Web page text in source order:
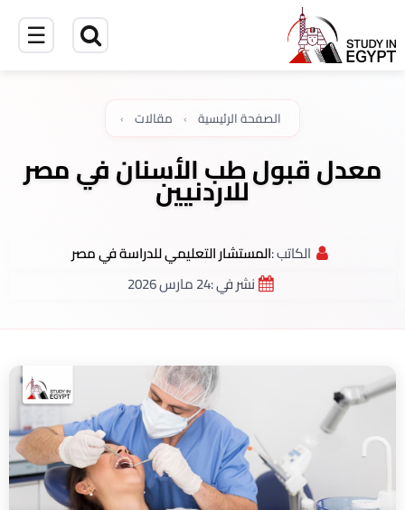
☰
الصفحة الرئيسية مقالات
معدل قبول طب الأسنان في مصر
للاردنيين
الكاتب :المستشار التعليمي للدراسة في مصر
نشر في :24 مارس 2026